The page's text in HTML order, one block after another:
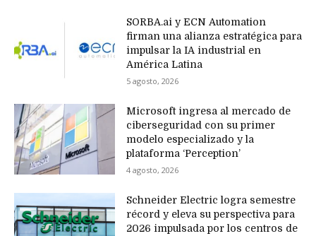
SORBA.ai y ECN Automation
firman una alianza estratégica para
impulsar la IA industrial en
América Latina
5 agosto, 2026
Microsoft ingresa al mercado de
ciberseguridad con su primer
modelo especializado y la
plataforma ‘Perception’
4 agosto, 2026
Schneider Electric logra semestre
récord y eleva su perspectiva para
2026 impulsada por los centros de